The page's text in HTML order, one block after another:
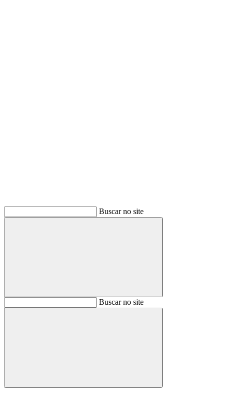
Buscar no site
BuscarBuscar no site
Buscar